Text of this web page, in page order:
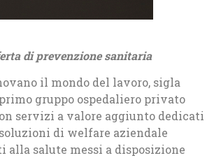
di prevenzione sanitaria
il mondo del lavoro, sigla
gruppo ospedaliero privato
servizi a valore aggiunto dedicati
di welfare aziendale
alla salute messi a disposizione